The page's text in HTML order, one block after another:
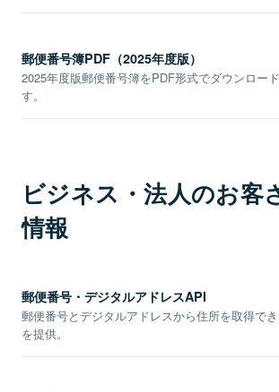
郵便番号簿PDF（2025年度版）
2025年度版郵便番号簿をPDF形式でダウンロー
す。
ビジネス・法人のお客
情報
郵便番号・デジタルアドレスAPI
郵便番号とデジタルアドレスから住所を取得で
を提供。